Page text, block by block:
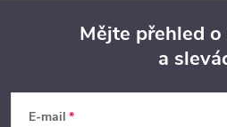
a
Mějte přehled
a
E-mail